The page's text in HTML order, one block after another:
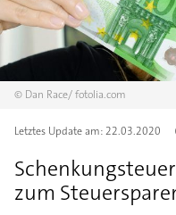
© Dan Race/fotolia.com
Letztes Update am:22.03.2020
zum